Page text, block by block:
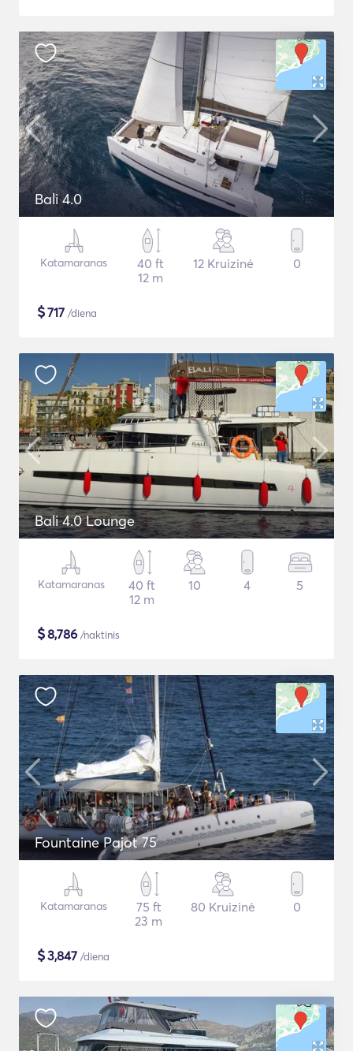
Bali 4.0
Katamaranas
40 ft
12 m
12 Kruizinė 0
$717 /diena
Bali 4.0 Lounge
Katamaranas
40 ft
12 m
10 4 5
$8,786 /naktinis
Fountaine Pajot 75
Katamaranas
75 ft
23 m
80 Kruizinė 0
$3,847 /diena